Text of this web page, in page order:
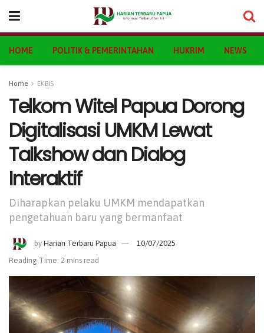
HOME POLITIK & PEMERINTAHAN HUKRIM NEWS
Home EKBIS
Telkom Witel Papua Dorong
Digitalisasi UMKM Lewat
Talkshow dan Dialog
Interaktif
Diharapkan pelaku UMKM mendapatkan
pengetahuan baru yang bermanfaat
by Harian Terbaru Papua
10/07/2025
Reading Time: 2 mins read